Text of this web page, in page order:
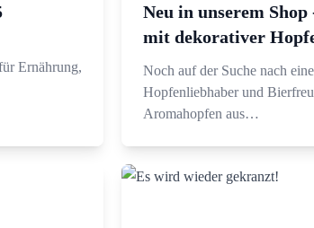
Ernährung,
Neu in unserem
mit dekorativer
Noch auf der Suche nach
Hopfenliebhaber und
Aromahopfen aus…